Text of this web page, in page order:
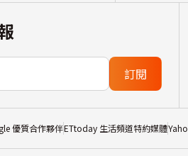
訂閱
優質合作夥伴ETtoday 生活頻道特約媒體